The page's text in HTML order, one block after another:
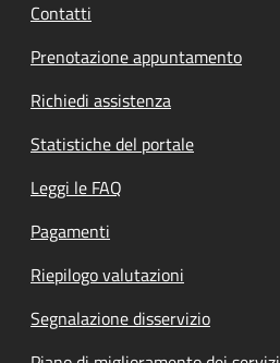
Contatti
Prenotazione appuntamento
Richiedi assistenza
Statistiche del portale
Leggi le FAQ
Pagamenti
Riepilogo valutazioni
Segnalazione disservizio